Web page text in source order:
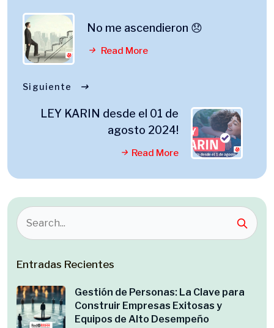
No me ascendieron 😞
Read More
Siguiente
LEY KARIN desde el 01 de
agosto 2024!
Read More
Entradas Recientes
Gestión de Personas: La Clave para
Construir Empresas Exitosas y
Equipos de Alto Desempeño